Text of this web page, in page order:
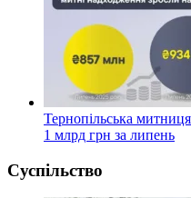
Тернопільська
1 млрд грн за липень
Суспільство